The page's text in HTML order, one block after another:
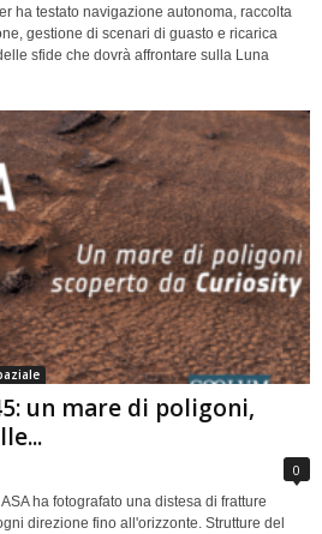
ha testato navigazione autonoma, raccolta
gestione di scenari di guasto e ricarica
sfide che dovrà affrontare sulla Luna
un mare di poligoni,
0
ha fotografato una distesa di fratture
direzione fino all'orizzonte. Strutture del